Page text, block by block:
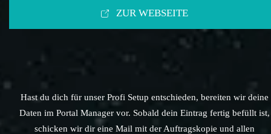
ZUR WEBSEITE
Hast du dich für unser Profi Setup entschieden, bereiten wir deine
Daten im Portal Manager vor. Sobald dein Eintrag fertig befüllt ist,
schicken wir dir eine Mail mit der Auftragskopie und allen